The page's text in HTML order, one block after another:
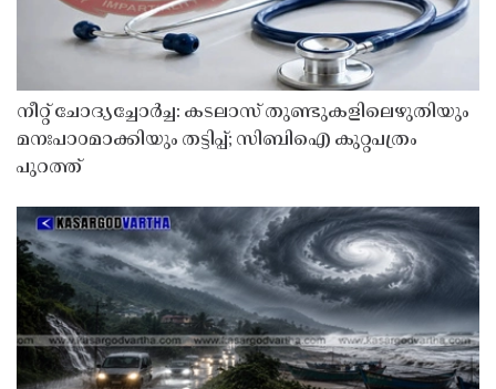
നീറ്റ് ചോദ്യച്ചോർച്ച: കടലാസ് തുണ്ടുകളിലെഴുതിയും
മനഃപാഠമാക്കിയും തട്ടിപ്പ്; സിബിഐ കുറ്റപത്രം
പുറത്ത്